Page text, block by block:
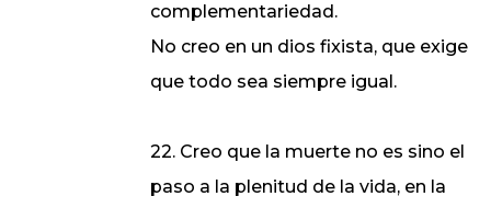
complementariedad.
No creo en un dios fixista, que exige
que todo sea siempre igual.
22. Creo que la muerte no es sino el
paso a la plenitud de la vida, en la